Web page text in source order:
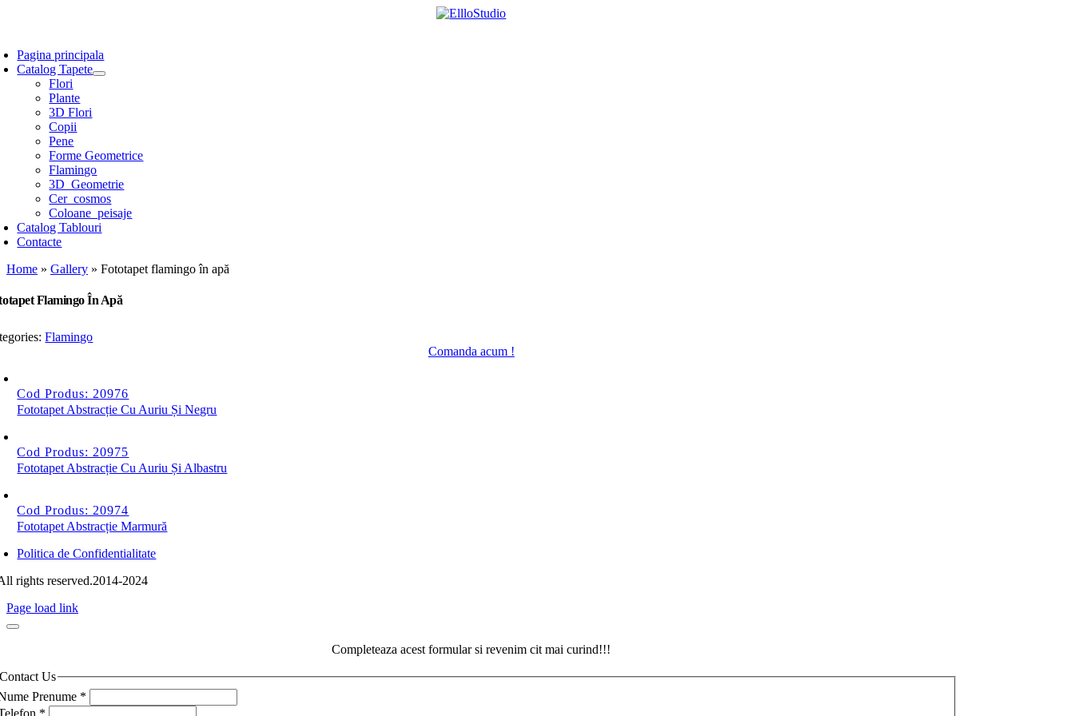
Pagina principala
Catalog Tapete
Flori
Plante
3D Flori
Copii
Pene
Forme Geometrice
Flamingo
3D_Geometrie
Cer_cosmos
Coloane_peisaje
Catalog Tablouri
Contacte
Home » Gallery » Fototapet flamingo în apă
Flamingo În Apă
Flamingo
Comanda acum !
Cod Produs: 20976
Fototapet Abstracție Cu Auriu Și Negru
Cod Produs: 20975
Fototapet Abstracție Cu Auriu Și Albastru
Cod Produs: 20974
Fototapet Abstracție Marmură
Politica de Confidentialitate
rights reserved.2014-2024
Page load link
Completeaza acest formular si revenim cit mai curind!!!
Contact Us
Prenume *
*